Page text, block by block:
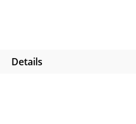
Details